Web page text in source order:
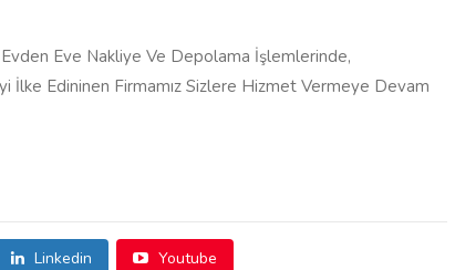
Eve Nakliye Ve Depolama İşlemlerinde,
Edininen Firmamız Sizlere Hizmet Vermeye Devam
Linkedin Youtube